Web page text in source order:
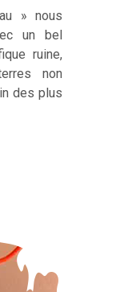
» nous
un bel
ruine,
non
des plus